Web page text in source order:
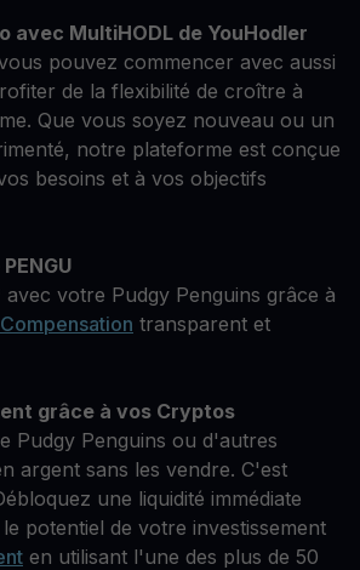
avec MultiHODL de YouHodler
pouvez commencer avec aussi
de la flexibilité de croître à
Que vous soyez nouveau ou un
notre plateforme est conçue
besoins et à vos objectifs
votre Pudgy Penguins grâce à
transparent et
grâce à vos Cryptos
Pudgy Penguins ou d'autres
argent sans les vendre. C'est
une liquidité immédiate
potentiel de votre investissement
en utilisant l'une des plus de 50